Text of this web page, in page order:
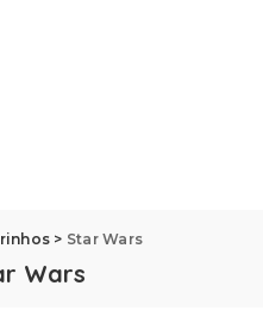
> Star Wars
Wars